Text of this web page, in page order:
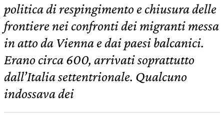
politica di respingimento e chiusura delle
frontiere nei confronti dei migranti messa
in atto da Vienna e dai paesi balcanici.
Erano circa 600, arrivati soprattutto
dall’Italia settentrionale. Qualcuno
indossava dei